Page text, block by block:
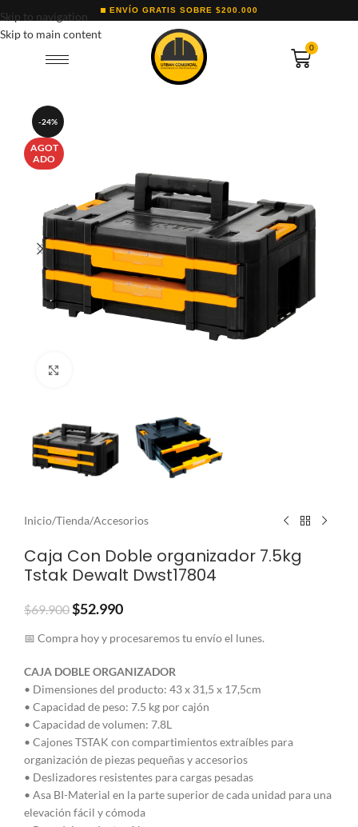
Skip to navigation
Skip to main content
ENVÍO GRATIS SOBRE $200.000
0
-24%
AGOT
ADO
Inicio/Tienda/Accesorios
Caja Con Doble organizador 7.5kg
Tstak Dewalt Dwst17804
$69.900$52.990
📅 Compra hoy y procesaremos tu envío el lunes.
CAJA DOBLE ORGANIZADOR
• Dimensiones del producto: 43 x 31,5 x 17,5cm
• Capacidad de peso: 7.5 kg por cajón
• Capacidad de volumen: 7.8L
• Cajones TSTAK con compartimientos extraíbles para
organización de piezas pequeñas y accesorios
• Deslizadores resistentes para cargas pesadas
• Asa BI-Material en la parte superior de cada unidad para una
elevación fácil y cómoda